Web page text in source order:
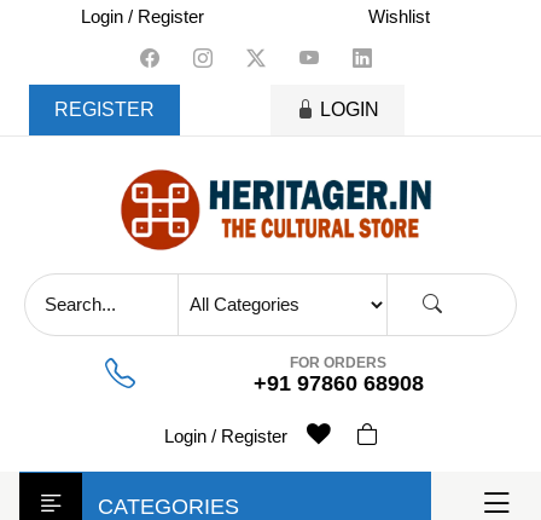
content
Login / Register Wishlist
REGISTER LOGIN
FOR ORDERS
+91 97860 68908
Login / Register
CATEGORIES